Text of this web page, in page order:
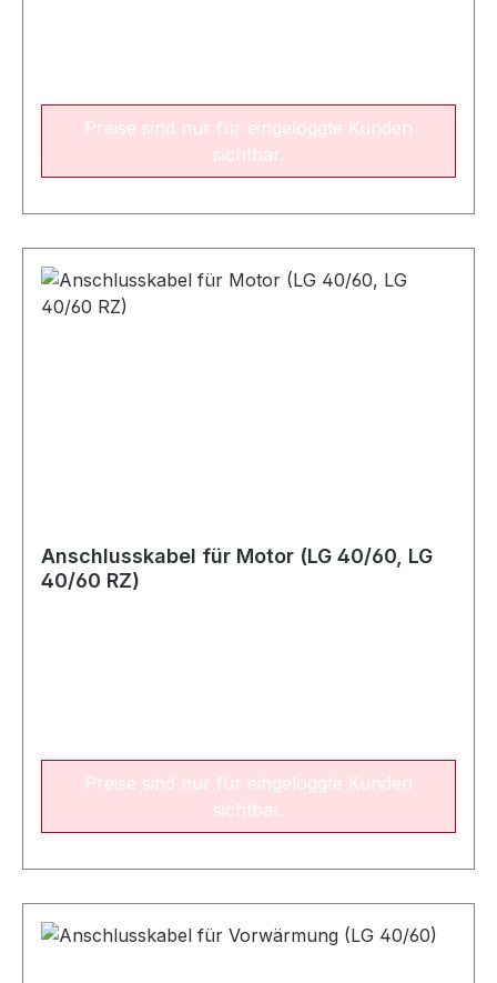
Preise sind nur für eingeloggte Kunden
sichtbar.
Anschlusskabel für Motor (LG 40/60, LG
40/60 RZ)
Preise sind nur für eingeloggte Kunden
sichtbar.